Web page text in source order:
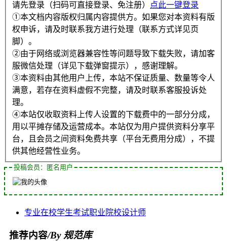
请先登录（扫码可直接登录、免注册）
点此一键登录
①本文档内容版权归属内容提供方。如果您对本资料有版
权申诉，请及时联系我方进行处理（联系方式详见页
脚）。
②由于网络或浏览器兼容性等问题导致下载失败，请加客
服微信处理（详见下载弹窗提示），感谢理解。
③本资料由其他用户上传，本站不保证质量、数量等令人
满意，若存在资料虚假不完整，请及时联系客服投诉处
理。
④本站仅收取资料上传人设置的下载费中的一部分分成，
用以平摊存储及运营成本。本站仅为用户提供资料分享平
台，且会员之间资料免费共享（平台无费用分成），不提
供其他经营性业务。
投稿会员：匿名用户
专业在校学生考试职业院校设计师
推荐内容/By 规范库